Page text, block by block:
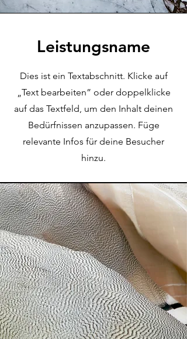
Leistungsname
Dies ist ein Textabschnitt. Klicke auf
„Text bearbeiten” oder doppelklicke
auf das Textfeld, um den Inhalt deinen
Bedürfnissen anzupassen. Füge
relevante Infos für deine Besucher
hinzu.